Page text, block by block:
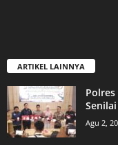
ARTIKEL LAINNYA
Agu 2,